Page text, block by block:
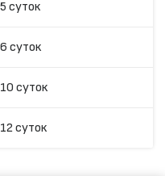
суток
суток
суток
суток